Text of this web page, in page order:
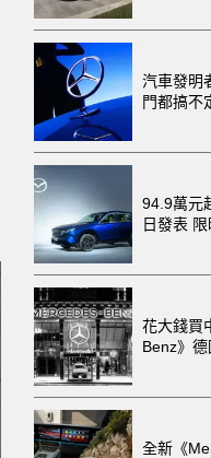
汽車發明
門都搞不
94.9萬元
日發表
花大錢買
Benz》
全新《